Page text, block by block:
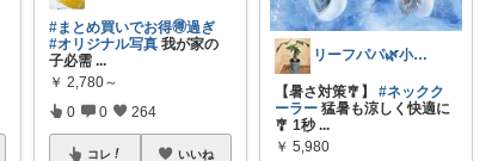
#まとめ買いでお得🉐過ぎ
#オリジナル写真 我が家の
子必需 ...
￥ 2,780～
0 0 264
コレ いいね
リーフパパ🌿小学2年生女の子のパパ
【暑さ対策🎐】#ネックク
ーラー 猛暑も涼しく快適に
🎐 1秒 ...
￥ 5,980